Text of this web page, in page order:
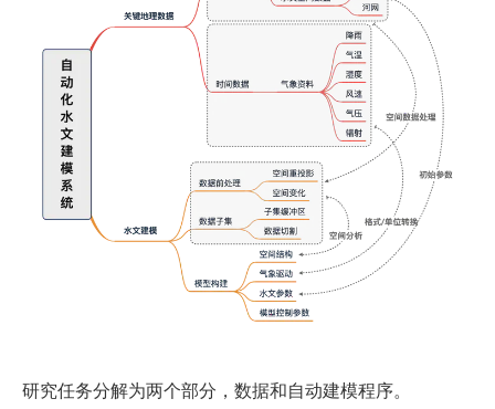
研究任务分解为两个部分，数据和自动建模程序。